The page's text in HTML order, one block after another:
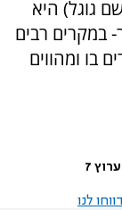
גוגל) היא
במקרים רבים
בו ומהווים
7
לנו